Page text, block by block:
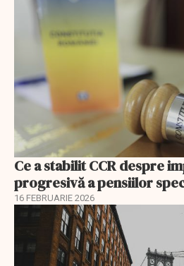
Ce a stabilit CCR despre
progresivă a pensiilor
16 FEBRUARIE 2026